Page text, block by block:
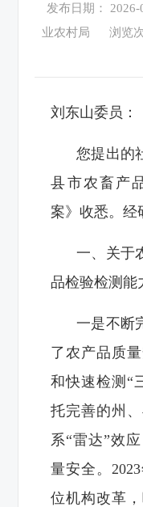
发布日期： 2026-
业农村局
浏览
刘东山委员：
您提出的
县市农畜产
案》收悉。经
一、关于
品检验检测能
一是不断
了农产品质
和快速检测“
托完善的州
系“雷达”效
量安全。
位机构改革